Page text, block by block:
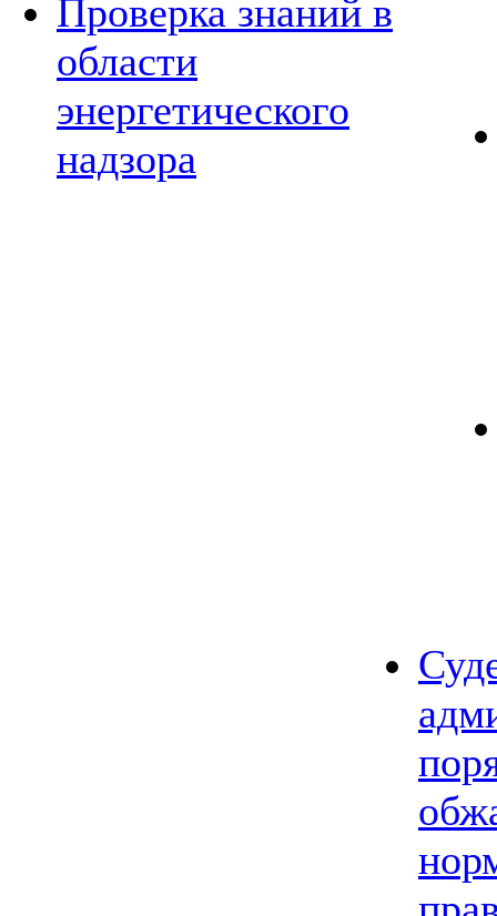
Проверка знаний в
области
энергетического
надзора